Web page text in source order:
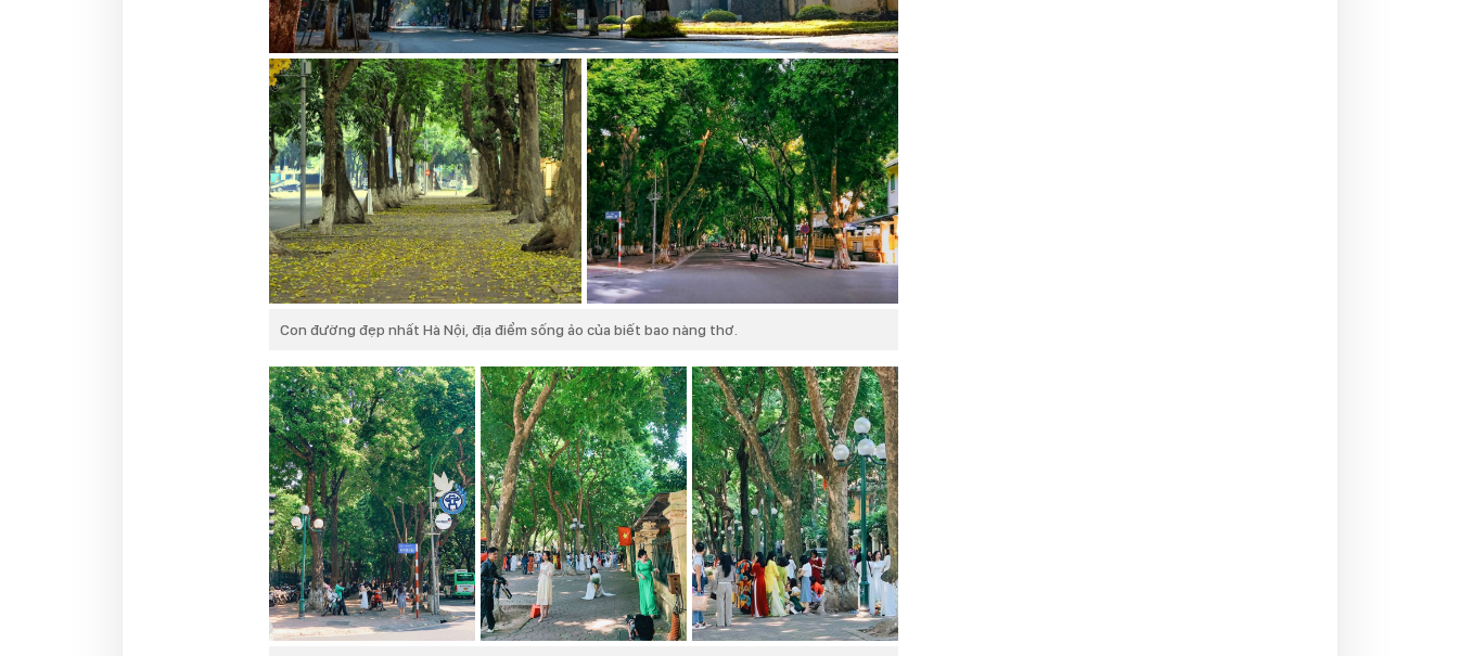
Con đường đẹp nhất Hà Nội, địa điểm sống ảo của biết bao nàng thơ.